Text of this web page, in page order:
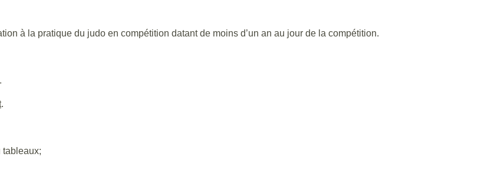
à la pratique du judo en compétition datant de moins d’un an au jour de la compétition.
.